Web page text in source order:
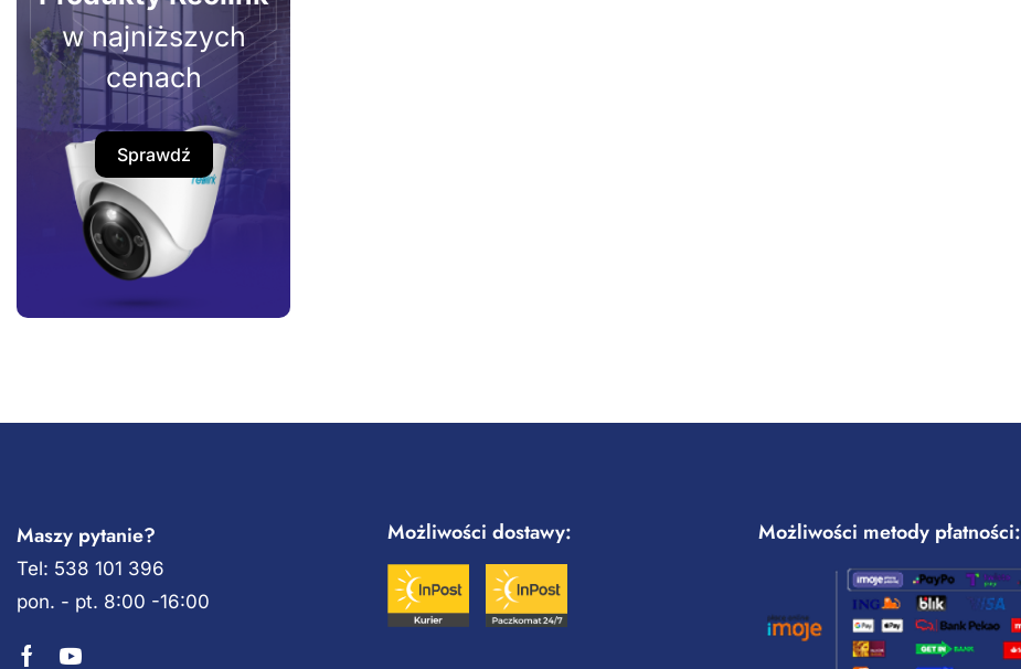
w najniższych
cenach
Sprawdź
Maszy pytanie?
Tel: 538 101 396
pon. - pt. 8:00 -16:00
Możliwości dostawy: Możliwości metody płatności: